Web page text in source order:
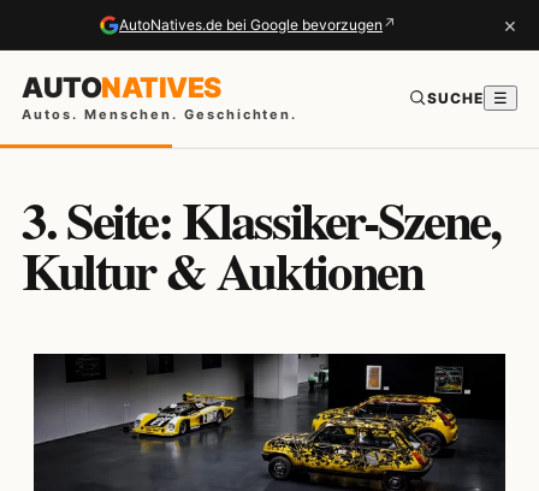
AutoNatives.de bei Google bevorzugen ↗ ×
AUTONATIVES
Autos. Menschen. Geschichten.
SUCHE ☰
3. Seite: Klassiker-Szene,
Kultur & Auktionen